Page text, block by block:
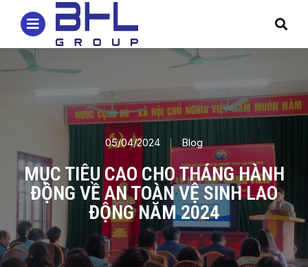
05/04/2024 Blog
MỤC TIÊU CAO CHO THÁNG HÀNH
ĐỘNG VỀ AN TOÀN VỆ SINH LAO
ĐỘNG NĂM 2024